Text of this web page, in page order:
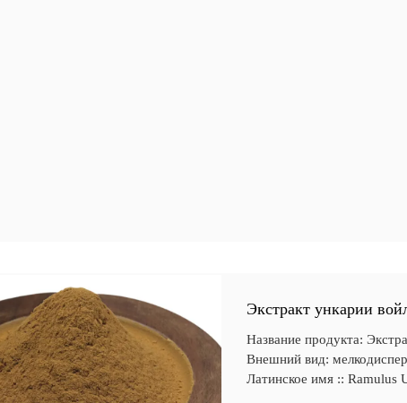
Экстракт ункарии
Название продукта:
Внешний вид:
Латинское имя :: Ramulus